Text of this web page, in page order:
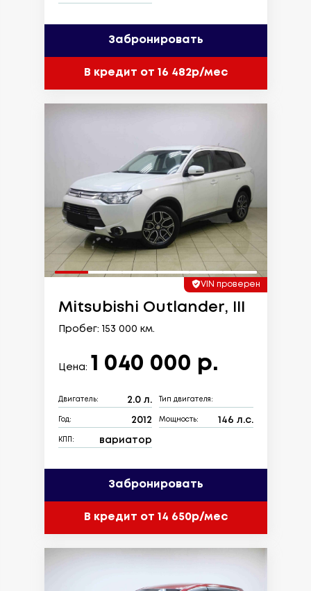
Забронировать
В кредит от 16 482р/мес
VIN проверен
Mitsubishi Outlander, III
Пробег: 153 000 км.
Цена: 1 040 000 р.
Двигатель: 2.0 л. Тип двигателя:
Год: 2012 Мощность: 146 л.с.
КПП: вариатор
Забронировать
В кредит от 14 650р/мес